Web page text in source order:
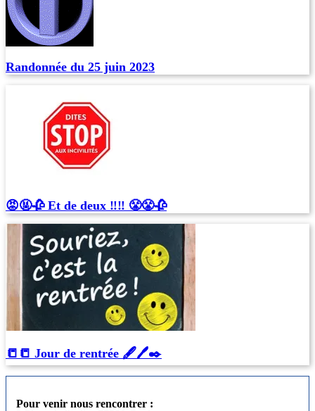
Randonnée du 25 juin 2023
😡🤬🥀 Et de deux ‼️‼️ 😤😤🥀
📒​📒​ Jour de rentrée 🖋️​🖊️​✒️​
Pour venir nous rencontrer :